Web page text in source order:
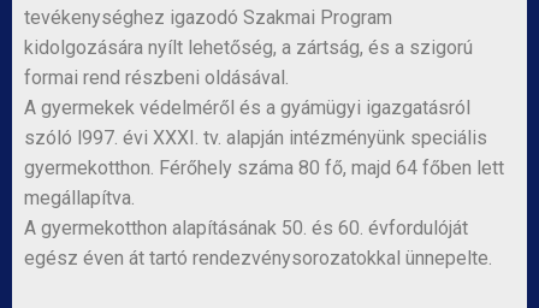
tevékenységhez igazodó Szakmai Program
kidolgozására nyílt lehetőség, a zártság, és a szigorú
formai rend részbeni oldásával.
A gyermekek védelméről és a gyámügyi igazgatásról
szóló l997. évi XXXI. tv. alapján intézményünk speciális
gyermekotthon. Férőhely száma 80 fő, majd 64 főben lett
megállapítva.
A gyermekotthon alapításának 50. és 60. évfordulóját
egész éven át tartó rendezvénysorozatokkal ünnepelte.